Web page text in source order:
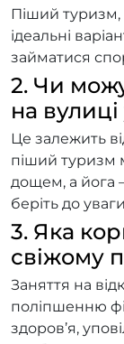
Піший туризм,
ідеальні
займатися
2. Чи
на
Це залежить
піший туризм
дощем, а йога
беріть до
3. Яка
свіжому
Заняття на
поліпшенню
здоров’я,